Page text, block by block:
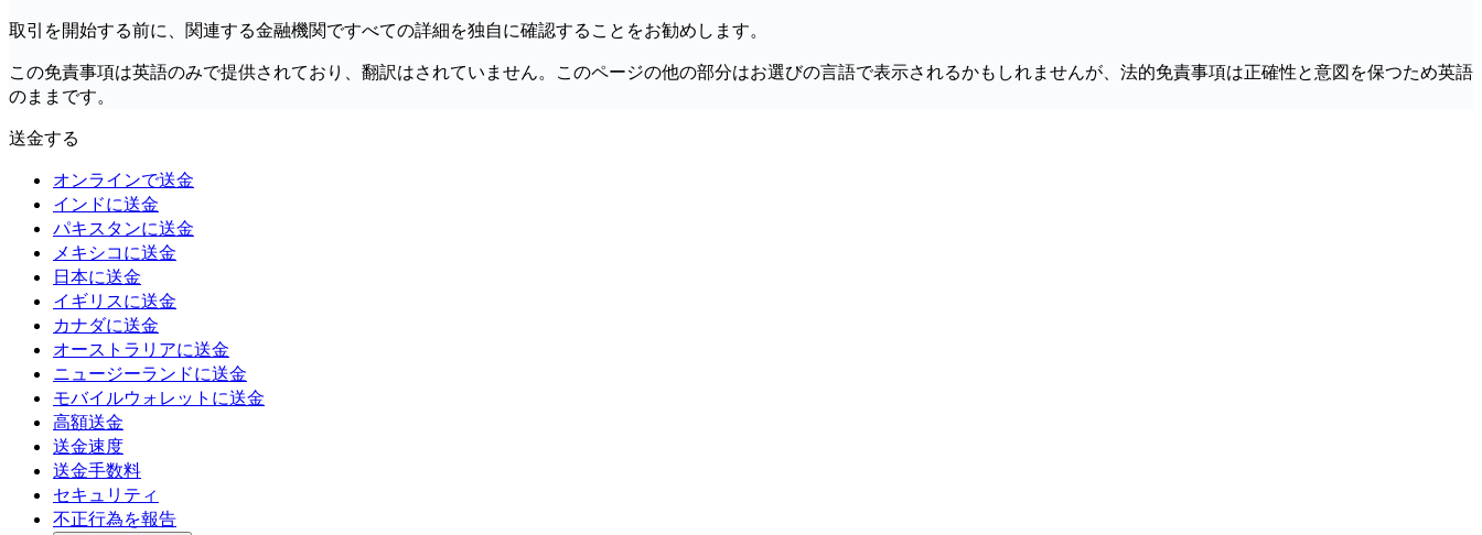
取引を開始する前に、関連する金融機関ですべての詳細を独自に確認することをお勧めします。
この免責事項は英語のみで提供されており、翻訳はされていません。このページの他の部分はお選びの言語で表示されるかもしれませんが、法的免責事項は正確性と意図を保つため英語
のままです。
送金する
オンラインで送金
インドに送金
パキスタンに送金
メキシコに送金
日本に送金
イギリスに送金
カナダに送金
オーストラリアに送金
ニュージーランドに送金
モバイルウォレットに送金
高額送金
送金速度
送金手数料
セキュリティ
不正行為を報告